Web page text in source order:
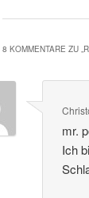
8 KOMMENTARE ZU „
mr.
Ich